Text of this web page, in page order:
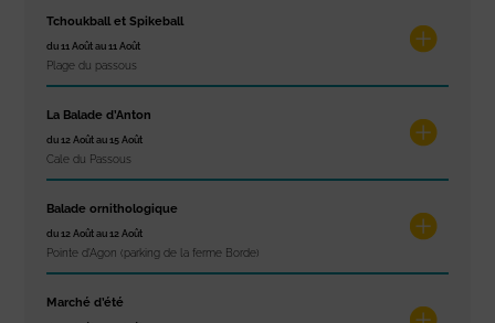
Tchoukball et Spikeball
du 11 Août au 11 Août
Plage du passous
La Balade d’Anton
du 12 Août au 15 Août
Cale du Passous
Balade ornithologique
du 12 Août au 12 Août
Pointe d'Agon (parking de la ferme Borde)
Marché d’été